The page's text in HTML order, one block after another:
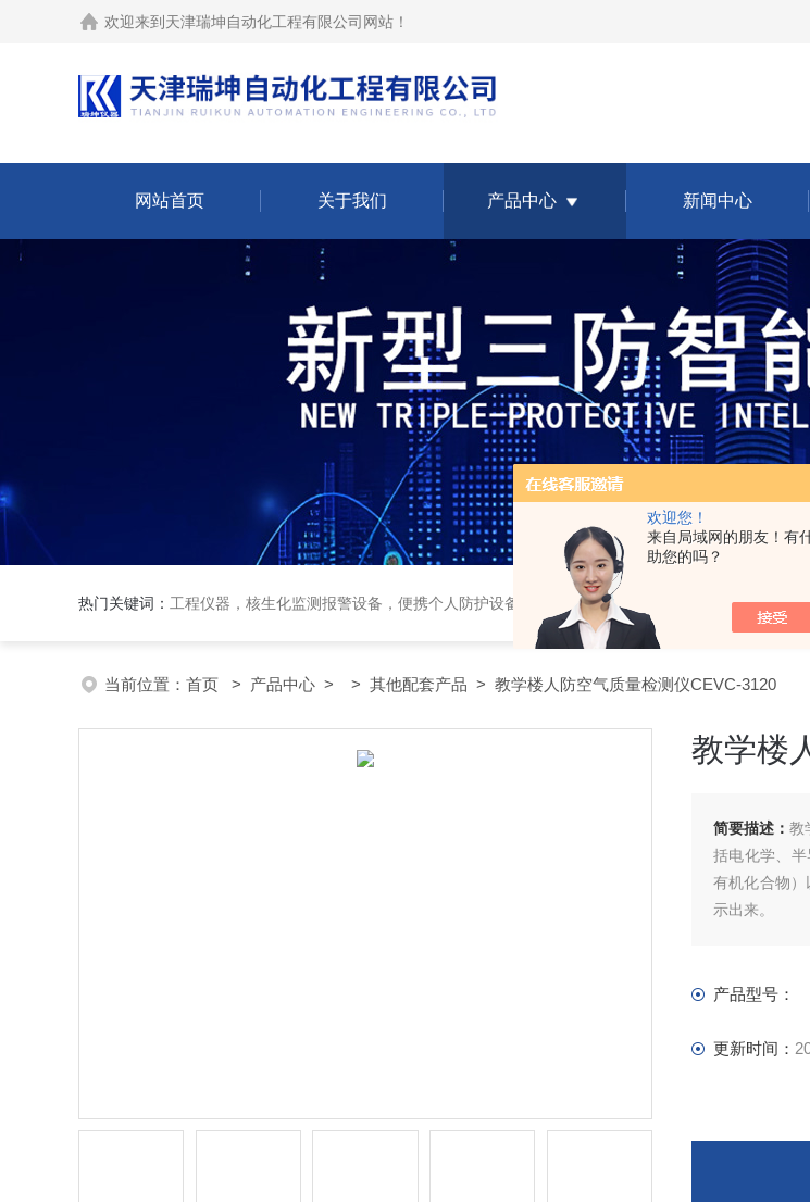
欢迎您！
来自局域网的朋友！有
助您的吗？
欢迎来到 天津瑞坤自动化工程有限公司网站 ！
网站首页 关于我们 产品中心 新闻中心
热门关键词： 工程仪器，核生化监测报警设备，便携个人防护设备，车载三防系统，
当前位置： 首页 > 产品中心 > > 其他配套产品 > 教学楼人防空气质量检测仪CEVC-3120
教学楼
简要描述：教
括电化学、
有机化合物
示出来。
产品型号：
更新时间：